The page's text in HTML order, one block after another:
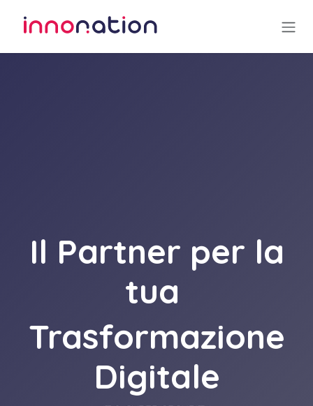
Il Partner per la
tua
Trasformazione
Digitale